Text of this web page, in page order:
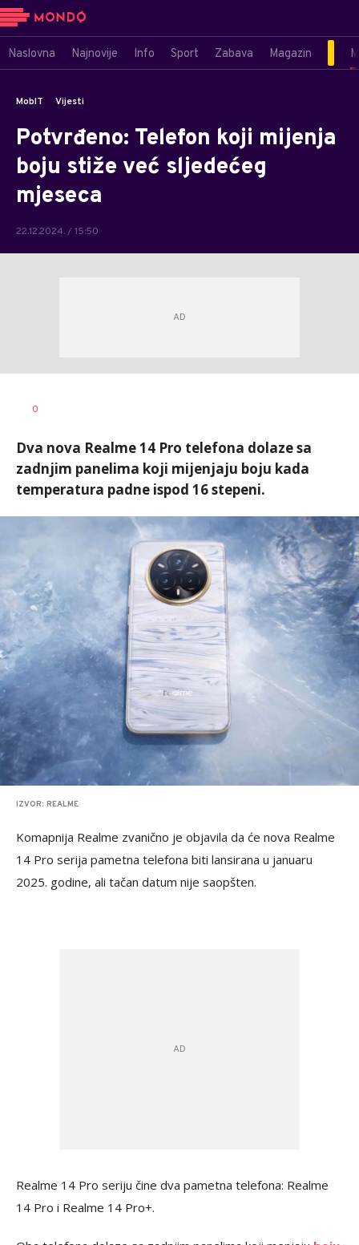
Naslovna Najnovije Info Sport Zabava Magazin
MobIT Vijesti
Potvrđeno: Telefon koji mijenja
boju stiže već sljedećeg
mjeseca
22.12.2024. / 15:50
0
Dva nova Realme 14 Pro telefona dolaze sa
zadnjim panelima koji mijenjaju boju kada
temperatura padne ispod 16 stepeni.
IZVOR: REALME
Komapnija Realme zvanično je objavila da će nova Realme
14 Pro serija pametna telefona biti lansirana u januaru
2025. godine, ali tačan datum nije saopšten.
Realme 14 Pro seriju čine dva pametna telefona: Realme
14 Pro i Realme 14 Pro+.